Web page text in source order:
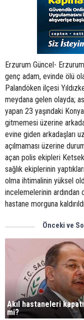
Erzurum Güncel-
genç adam, evinde ölü
Palandöken ilçesi
meydana gelen olayda;
yapan 23 yaşındaki
gitmemesi üzerine
evine giden arkadaşları
açılmaması üzerine
açan polis ekipleri
sağlık ekiplerinin
olma ihtimalinin yüksel
incelemelerinin
hastane morguna
Önceki ve
Akıl hastaneleri
mi?